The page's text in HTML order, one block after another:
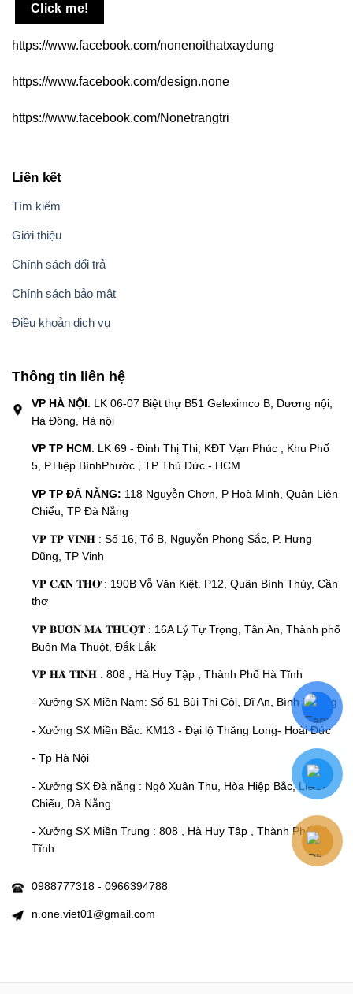
Liên kết
Tìm kiếm
Giới thiệu
Chính sách đổi trả
Chính sách bảo mật
Điều khoản dịch vụ
Thông tin liên hệ
VP HÀ NỘI: LK 06-07 Biệt thự B51 Geleximco B, Dương nội,
Hà Đông, Hà nội
VP TP HCM: LK 69 - Đinh Thị Thi, KĐT Vạn Phúc , Khu Phố
5, P.Hiệp BìnhPhước , TP Thủ Đức - HCM
VP TP ĐÀ NẴNG: 118 Nguyễn Chơn, P Hoà Minh, Quận Liên
Chiểu, TP Đà Nẵng
𝐕𝐏 𝐓𝐏 𝐕𝐈𝐍𝐇 : Số 16, Tổ B, Nguyễn Phong Sắc, P. Hưng
Dũng, TP Vinh
𝐕𝐏 𝐂𝐀̂̀𝐍 𝐓𝐇𝐎̛ : 190B Vỗ Văn Kiệt. P12, Quân Bình Thủy, Cần
thơ
𝐕𝐏 𝐁𝐔𝐎̂𝐍 𝐌𝐀 𝐓𝐇𝐔𝐎̣̂𝐓 : 16A Lý Tự Trọng, Tân An, Thành phố
Buôn Ma Thuột, Đắk Lắk
𝐕𝐏 𝐇𝐀̀ 𝐓𝐈̃𝐍𝐇 : 808 , Hà Huy Tập , Thành Phố Hà Tĩnh
- Xưởng SX Miền Nam: Số 51 Bùi Thị Cội, Dĩ An, Bình Dương
- Xưởng SX Miền Bắc: KM13 - Đại lộ Thăng Long- Hoài Đức
- Tp Hà Nội
- Xưởng SX Đà nẵng : Ngô Xuân Thu, Hòa Hiệp Bắc, Liên
Chiểu, Đà Nẵng
- Xưởng SX Miền Trung : 808 , Hà Huy Tập , Thành Phố Hà
Tĩnh
0988777318 - 0966394788
n.one.viet01@gmail.com
Click me!
https://www.facebook.com/nonenoithatxaydung
https://www.facebook.com/design.none
https://www.facebook.com/Nonetrangtri